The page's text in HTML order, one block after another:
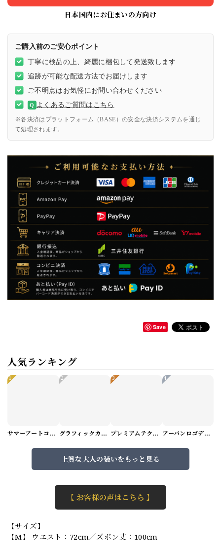
日本国内にお住まいの方向け
ご購入前のご安心ポイント
丁寧に検品の上、綺麗に梱包して発送致します
追跡が可能な配送方法でお届けします
ご不明点はお気軽にお問い合わせください
Q よくあるご質問はこちら
※各決済はプラットフォーム（BASE）の安全な決済システムを通じ
て処理されます。
Save
人気ランキング
1
サマーアートコーデセット（5パターン） M1048
2
グラフィックカーゴショートパンツ M1029
3
プレミアムテクスチャーニット（4color） M0971
4
アーバンロゴデザインTシャツ（3color） M0984
上質な大人の装いをもっと見る
【 お客様の声はこちら 】
【サイズ】
【M】 ウエスト：72cm／ズボン丈：100cm